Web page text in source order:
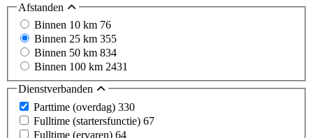
Afstanden
Binnen 10 km 76
Binnen 25 km 355
Binnen 50 km 834
Binnen 100 km 2431
Dienstverbanden
Parttime (overdag) 330
Fulltime (startersfunctie) 67
Fulltime (ervaren) 64